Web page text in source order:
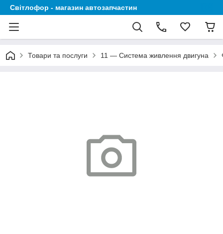
Світлофор - магазин автозапчастин
Товари та послуги 11 — Система живлення двигуна